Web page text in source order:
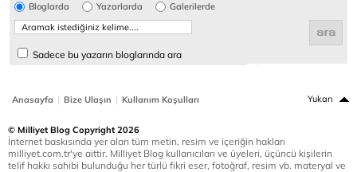
Bloglarda Yazarlarda Galerilerde
Sadece bu yazarın bloglarında ara
Anasayfa | Bize Ulaşın | Kullanım Koşulları Yukarı
© Milliyet Blog Copyright 2026
İnternet baskısında yer alan tüm metin, resim ve içeriğin hakları
milliyet.com.tr'ye aittir. Milliyet Blog kullanıcıları ve üyeleri, üçüncü kişilerin
telif hakkı sahibi bulunduğu her türlü fikri eser, fotoğraf, resim vb. materyal ve